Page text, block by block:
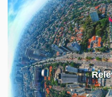
Energetika prostupuje
moderní
Energetická
zahraniční,